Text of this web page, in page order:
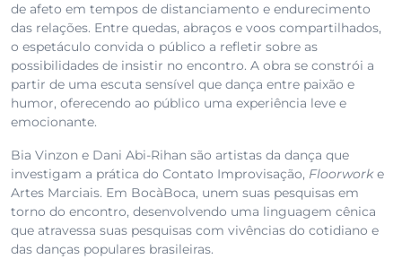
de afeto em tempos de distanciamento e endurecimento
das relações. Entre quedas, abraços e voos compartilhados,
o espetáculo convida o público a refletir sobre as
possibilidades de insistir no encontro. A obra se constrói a
partir de uma escuta sensível que dança entre paixão e
humor, oferecendo ao público uma experiência leve e
emocionante.
Bia Vinzon e Dani Abi-Rihan são artistas da dança que
investigam a prática do Contato Improvisação, Floorworke
Artes Marciais. Em BocàBoca, unem suas pesquisas em
torno do encontro, desenvolvendo uma linguagem cênica
que atravessa suas pesquisas com vivências do cotidiano e
das danças populares brasileiras.